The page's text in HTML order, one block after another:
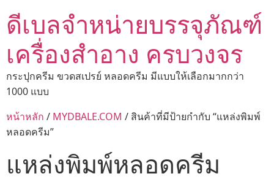
ดีเบลจำหน่ายบรรจุภัณฑ์
เครื่องสำอาง ครบวงจร
กระปุกครีม ขวดสเปรย์ หลอดครีม มีแบบให้เลือกมากกว่า
1000 แบบ
หน้าหลัก / MYDBALE.COM / สินค้าที่มีป้ายกำกับ “แหล่งพิมพ์
หลอดครีม”
แหล่งพิมพ์หลอดครีม